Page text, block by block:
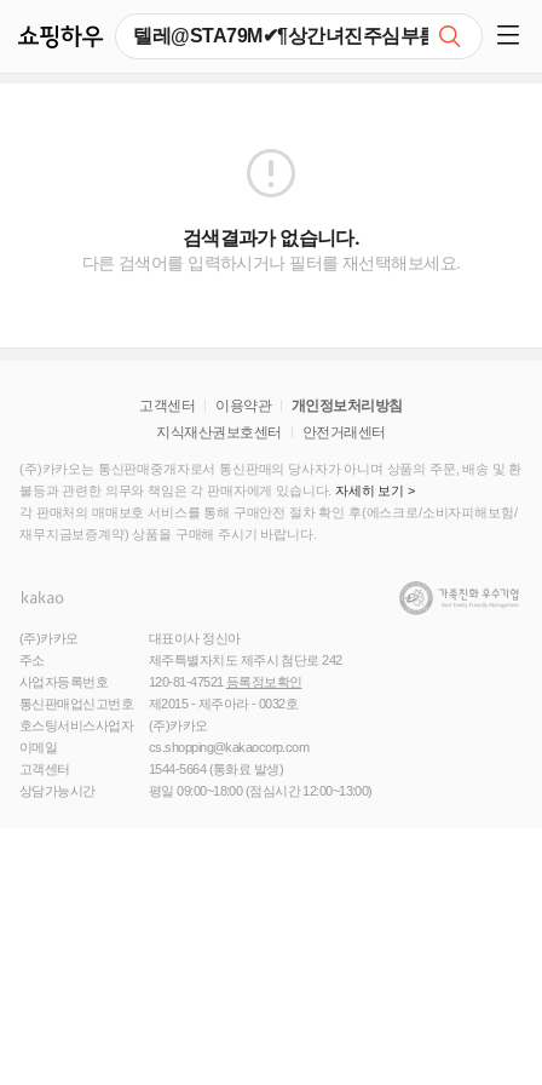
검색결과가 없습니다.
다른 검색어를 입력하시거나 필터를 재선택해보세요.
고객센터 이용약관
개인정보처리방침
지식재산권보호센터
안전거래센터
(주)카카오는 통신판매중개자로서 통신판매의 당사자가 아니며 상품의 주문, 배송 및 환
불등과 관련한 의무와 책임은 각 판매자에게 있습니다. 자세히 보기 >
각 판매처의 매매보호 서비스를 통해 구매안전 절차 확인 후(에스크로/소비자피해보험/
재무지금보증계약) 상품을 구매해 주시기 바랍니다.
(주)카카오
대표이사 정신아
주소
제주특별자치도 제주시 첨단로 242
사업자등록번호
120-81-47521 등록정보확인
통신판매업신고번호
제2015 - 제주아라 - 0032호
호스팅서비스사업자
(주)카카오
이메일
cs.shopping@kakaocorp.com
고객센터
1544-5664(통화료 발생)
상담가능시간
평일 09:00~18:00 (점심시간 12:00~13:00)